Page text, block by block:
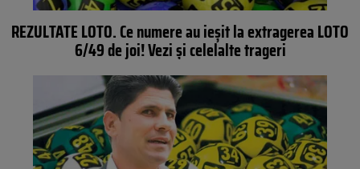
REZULTATE LOTO. Ce numere au ieşit la extragerea LOTO
6/49 de joi! Vezi şi celelalte trageri